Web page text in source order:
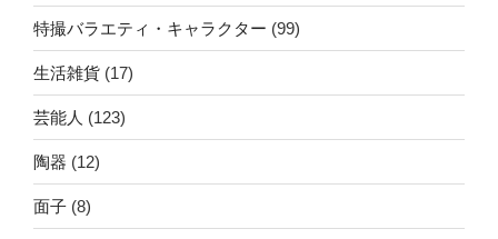
特撮バラエティ・キャラクター (99)
生活雑貨 (17)
芸能人 (123)
陶器 (12)
面子 (8)